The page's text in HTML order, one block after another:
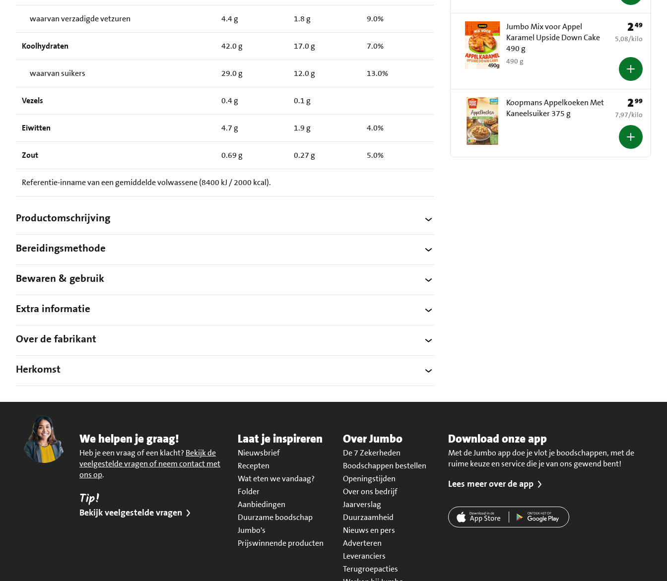
waarvan verzadigde vetzuren 4.4 g 1.8 g 9.0%
Koolhydraten 42.0 g 17.0 g 7.0%
waarvan suikers 29.0 g 12.0 g 13.0%
Vezels 0.4 g 0.1 g
Eiwitten 4.7 g 1.9 g 4.0%
Zout 0.69 g 0.27 g 5.0%
Referentie-inname van een gemiddelde volwassene (8400 kJ / 2000 kcal).
Productomschrijving
Bereidingsmethode
Bewaren & gebruik
Extra informatie
Over de fabrikant
Herkomst
Jumbo Mix voor Appel
Karamel Upside Down Cake
490 g
490 g
Prijs: € 2,49
249
€ 5,08 per kilo
5,08/kilo
Koopmans Appelkoeken Met
Kaneelsuiker 375 g
Prijs: € 2,99
299
€ 7,97 per kilo
7,97/kilo
We helpen je graag!
Heb je een vraag of een klacht? Bekijk de
veelgestelde vragen of neem contact met
ons op.
Tip!
Bekijk veelgestelde vragen
Laat je inspireren
Nieuwsbrief
Recepten
Wat eten we vandaag?
Folder
Aanbiedingen
Duurzame boodschap
Jumbo's
Prijswinnende producten
Over Jumbo
De 7 Zekerheden
Boodschappen bestellen
Openingstijden
Over ons bedrijf
Jaarverslag
Duurzaamheid
Nieuws en pers
Adverteren
Leveranciers
Terugroepacties
Download onze app
Met de Jumbo app doe je vlot je boodschappen, met de
ruime keuze en service die je van ons gewend bent!
Lees meer over de app